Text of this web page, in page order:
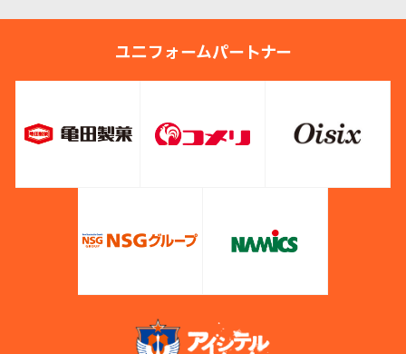
ユニフォームパートナー